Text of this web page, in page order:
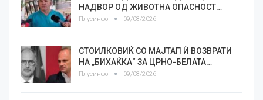
НАДВОР ОД ЖИВОТНА ОПАСНОСТ…
Плусинфо 09/08/2026
СТОИЛКОВИЌ СО МАЈТАП Ѝ ВОЗВРАТИ
НА „БИХАЌКА“ ЗА ЦРНО-БЕЛАТА…
Плусинфо 09/08/2026